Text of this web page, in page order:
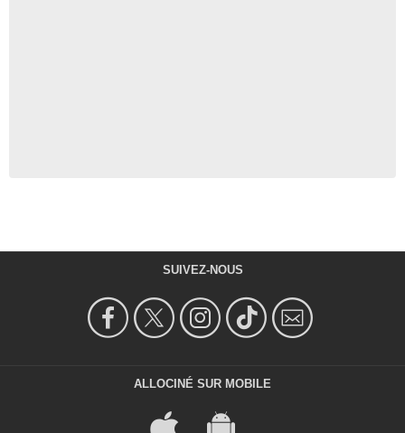
SUIVEZ-NOUS
ALLOCINÉ SUR MOBILE